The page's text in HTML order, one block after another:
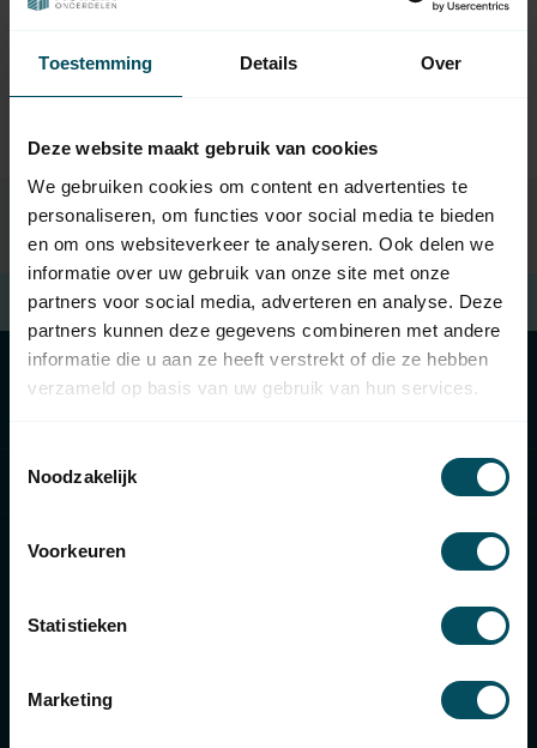
Toestemming Details Over
Deze website maakt gebruik van cookies
We gebruiken cookies om content en advertenties te
personaliseren, om functies voor social media te bieden
en om ons websiteverkeer te analyseren. Ook delen we
informatie over uw gebruik van onze site met onze
partners voor social media, adverteren en analyse. Deze
partners kunnen deze gegevens combineren met andere
informatie die u aan ze heeft verstrekt of die ze hebben
verzameld op basis van uw gebruik van hun services.
Noodzakelijk
Voorkeuren
Statistieken
Marketing
Free shippingwhen spending €100 (in NL)
Information
€
Rolluikonderdelen.nl